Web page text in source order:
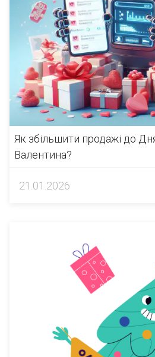
Як збільшити продажі до
Валентина?
21.01.2026